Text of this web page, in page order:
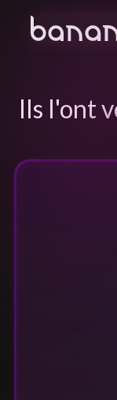
Ils l'ont